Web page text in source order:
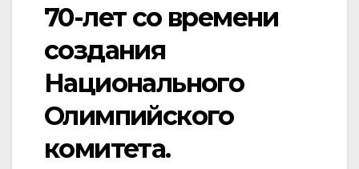
70-лет со времени
создания
Национального
Олимпийского
комитета.